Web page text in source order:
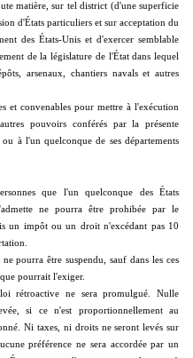
matière, sur tel district (d'une superficie
d'États particuliers et sur acceptation du
des États-Unis et d'exercer semblable
de la législature de l'État dans lequel
arsenaux, chantiers navals et autres
et convenables pour mettre à l'exécution
pouvoirs conférés par la présente
à l'un quelconque de ses départements
que l'un quelconque des États
ne pourra être prohibée par le
un impôt ou un droit n'excédant pas 10
pourra être suspendu, sauf dans les ces
pourrait l'exiger.
rétroactive ne sera promulgué. Nulle
si ce n'est proportionnellement au
Ni taxes, ni droits ne seront levés sur
préférence ne sera accordée par un